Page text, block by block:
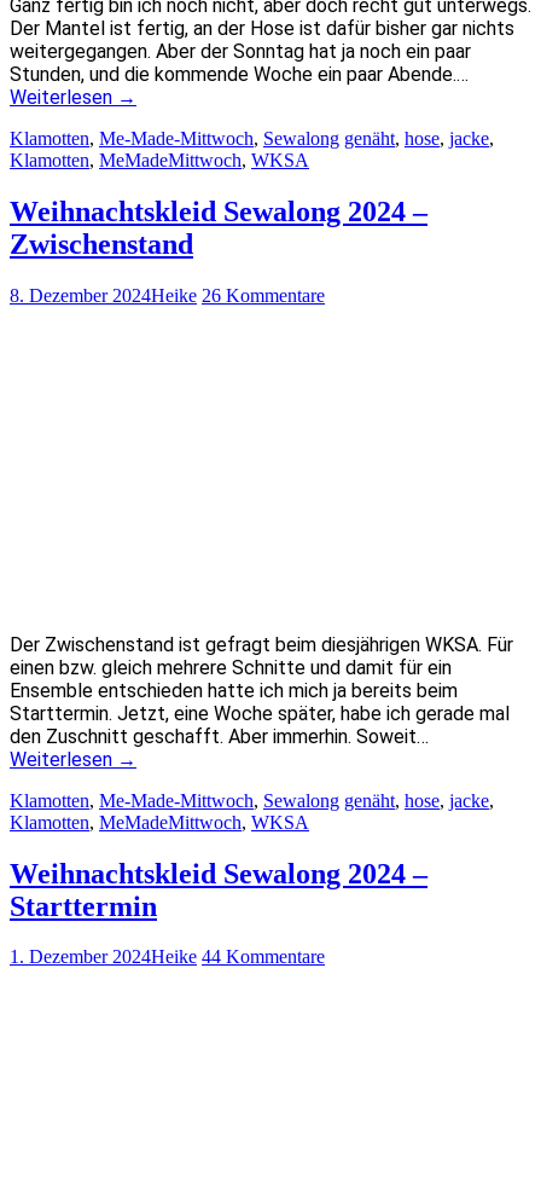
Ganz fertig bin ich noch nicht, aber doch recht gut unterwegs.
Der Mantel ist fertig, an der Hose ist dafür bisher gar nichts
weitergegangen. Aber der Sonntag hat ja noch ein paar
Stunden, und die kommende Woche ein paar Abende.…
Weiterlesen →
Klamotten, Me-Made-Mittwoch, Sewalong genäht, hose, jacke,
Klamotten, MeMadeMittwoch, WKSA
Weihnachtskleid Sewalong 2024 –
Zwischenstand
8. Dezember 2024Heike 26 Kommentare
Der Zwischenstand ist gefragt beim diesjährigen WKSA. Für
einen bzw. gleich mehrere Schnitte und damit für ein
Ensemble entschieden hatte ich mich ja bereits beim
Starttermin. Jetzt, eine Woche später, habe ich gerade mal
den Zuschnitt geschafft. Aber immerhin. Soweit…
Weiterlesen →
Klamotten, Me-Made-Mittwoch, Sewalong genäht, hose, jacke,
Klamotten, MeMadeMittwoch, WKSA
Weihnachtskleid Sewalong 2024 –
Starttermin
1. Dezember 2024Heike 44 Kommentare